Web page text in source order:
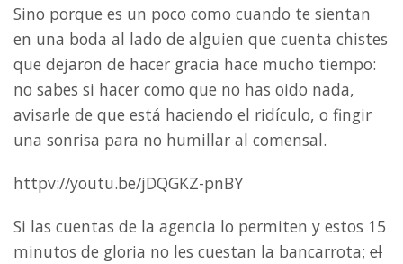
Sino porque es un poco como cuando te sientan
en una boda al lado de alguien que cuenta chistes
que dejaron de hacer gracia hace mucho tiempo:
no sabes si hacer como que no has oido nada,
avisarle de que está haciendo el ridículo, o fingir
una sonrisa para no humillar al comensal.
httpv://youtu.be/jDQGKZ-pnBY
Si las cuentas de la agencia lo permiten y estos 15
minutos de gloria no les cuestan la bancarrota; el